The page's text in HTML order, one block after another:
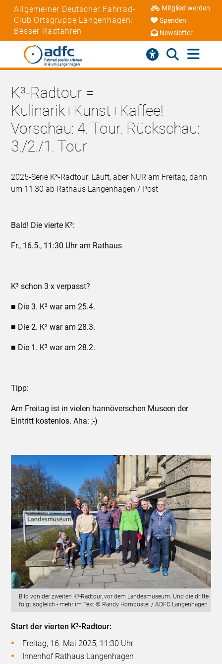
Allgemeiner Deutscher Fahrrad-
Club Ortsgruppe Langenhagen:
Besser Radfahren
Mitglied werden
Spenden
Newsletter
K³-Radtour =
Kulinarik+Kunst+Kaffee!
Vorschau: 4. Tour. Rückschau:
3./2./1. Tour
2025-Serie K³-Radtour: Läuft, aber NUR am Freitag, dann
um 11:30 ab Rathaus Langenhagen / Post
Bald! Die vierte K³:
Fr., 16.5., 11:30 Uhr am Rathaus
K³ schon 3 x verpasst?
■ Die 3. K³ war am 25.4.
■ Die 2. K³ war am 28.3.
■ Die 1. K³ war am 28.2.
Tipp:
Am Freitag ist in vielen hannöverschen Museen der
Eintritt kostenlos. Aha: ;-)
Bild von der zweiten K³-Radtour, vor dem Landesmuseum. Und die dritte
folgt sogleich - mehr im Text © Randy Hornbostel / ADFC Langenhagen
Start der vierten K³-Radtour:
Freitag, 16. Mai 2025, 11:30 Uhr
Innenhof Rathaus Langenhagen